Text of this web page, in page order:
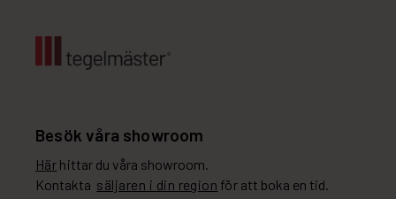
Besök våra showroom
Här hittar du våra showroom.
Kontakta säljaren i din region för att boka en tid.